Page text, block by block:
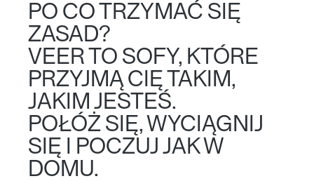
PO CO TRZYMAĆ SIĘ
ZASAD?
VEER TO SOFY, KTÓRE
PRZYJMĄ CIĘ TAKIM,
JAKIM JESTEŚ.
POŁÓŻ SIĘ, WYCIĄGNIJ
SIĘ I POCZUJ JAK W
DOMU.